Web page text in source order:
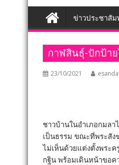
ข่าวประชาสั
กาฬสินธุ์-ปักป้า
23/10/2021
ชาวบ้านในอำเภอกมล
เป็นธรรม ขณะที่พระสัง
ไม่เห็นด้วยแต่งตั้งพระ
กฐิน พร้อมเดินหน้าขอ